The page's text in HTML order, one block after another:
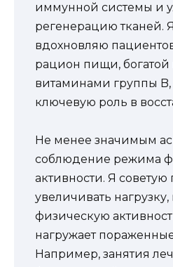
иммунной системы и
регенерацию тканей.
вдохновляю
рацион пищи,
витаминами группы
ключевую роль в
Не менее значимым
соблюдение режима
активности. Я советую
увеличивать
физическую
нагружает
Например, занятия